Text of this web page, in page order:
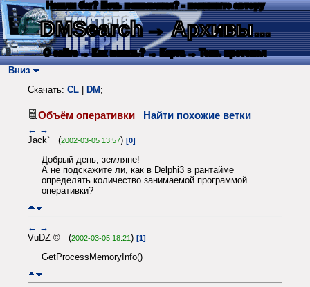
Нашли баг? Есть пожелания? - напишите автору
DMSearch→ Архивы...
О сайте → Как искать? → Карта → Текс. протокол
Вниз
Скачать: CL DM ;
Объём оперативки Найти похожие ветки
← →
Jack` (2002-03-05 13:57) [0]
Добрый день, земляне!
А не подскажите ли, как в Delphi3 в рантайме
определять количество занимаемой программой
оперативки?
← →
VuDZ © (2002-03-05 18:21) [1]
GetProcessMemoryInfo()